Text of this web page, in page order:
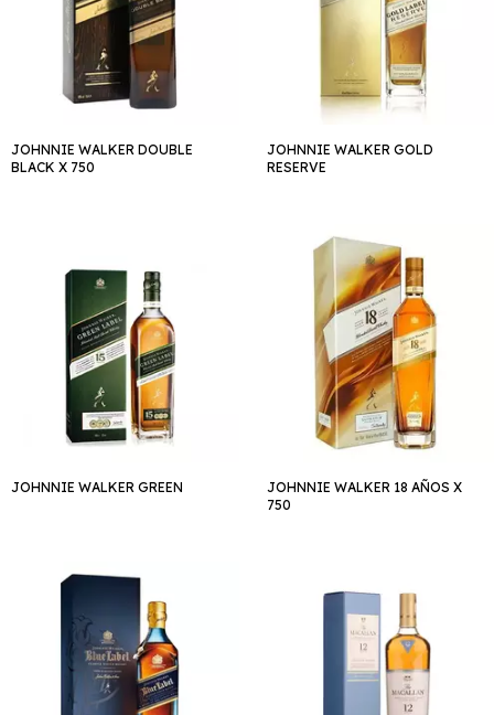
JOHNNIE WALKER DOUBLE
BLACK X 750
JOHNNIE WALKER GOLD
RESERVE
JOHNNIE WALKER GREEN
JOHNNIE WALKER 18 AÑOS X
750